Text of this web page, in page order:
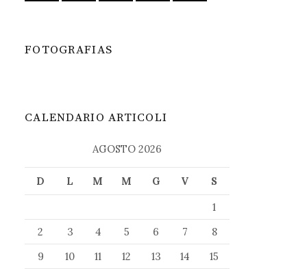
FOTOGRAFIAS
CALENDARIO ARTICOLI
AGOSTO 2026
D L M M G V
S
1
2
3 4 5 6 7
8
9
10 11 12 13 14
15